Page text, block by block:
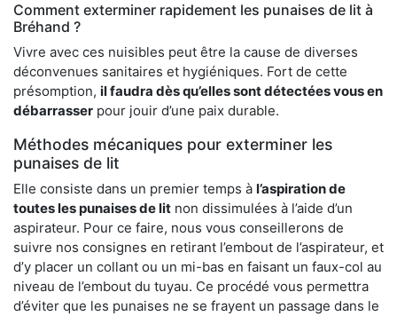
Comment exterminer rapidement les punaises de lit à
Bréhand ?
Vivre avec ces nuisibles peut être la cause de diverses
déconvenues sanitaires et hygiéniques. Fort de cette
présomption, il faudra dès qu’elles sont détectées vous en
débarrasser pour jouir d’une paix durable.
Méthodes mécaniques pour exterminer les
punaises de lit
Elle consiste dans un premier temps à l’aspiration de
toutes les punaises de lit non dissimulées à l’aide d’un
aspirateur. Pour ce faire, nous vous conseillerons de
suivre nos consignes en retirant l’embout de l’aspirateur, et
d’y placer un collant ou un mi-bas en faisant un faux-col au
niveau de l’embout du tuyau. Ce procédé vous permettra
d’éviter que les punaises ne se frayent un passage dans le